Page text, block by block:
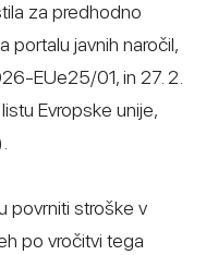
za predhodno
portalu javnih naročil,
EUe25/01, in 27. 2.
Evropske unije,
povrniti stroške v
po vročitvi tega